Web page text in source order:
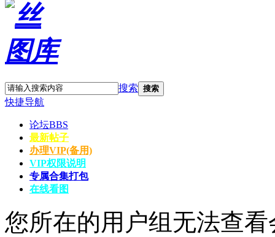
搜索 搜索
快捷导航
论坛BBS
最新帖子
办理VIP(备用)
VIP权限说明
专属合集打包
在线看图
您所在的用户组无法查